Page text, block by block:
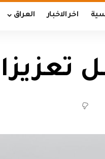
اخر الاخبار العراق